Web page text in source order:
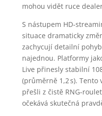
mohou vidět ruce
S nástupem
situace dramaticky
zachycují detailní
najednou. Platformy
Live přinesly stabilní
(průměrně 1,2 s).
přešli z čistě
očekává skutečná